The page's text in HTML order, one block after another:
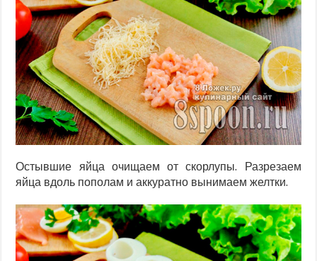
Остывшие яйца очищаем от скорлупы. Разрезаем
яйца вдоль пополам и аккуратно вынимаем желтки.